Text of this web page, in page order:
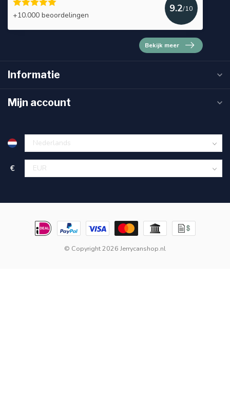
+10.000 beoordelingen
9.2/10
Bekijk meer
Informatie
Mijn account
€
© Copyright 2026 Jerrycanshop.nl